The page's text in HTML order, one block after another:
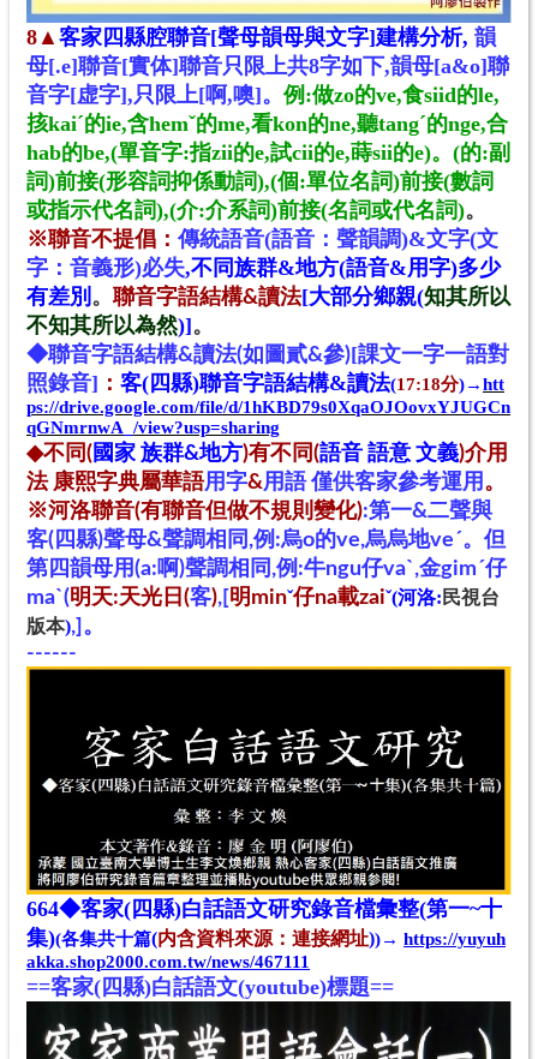
8▲ 客家四縣腔聯音[聲母韻母與文字]建構分析, 韻
母[.e]聯音[實体]聯音只限上共8字如下,韻母[a&o]聯
音字[虚字],只限上[啊,噢]。 例:做zo的ve,食siid的le,
㧡kaiˊ的ie,含hemˇ的me,看kon的ne,聽tangˊ的nge,合
hab的be,(單音字:指zii的e,試cii的e,蒔sii的e)。 (的:副
詞)前接(形容詞抑係動詞),(個:單位名詞)前接(數詞
或指示代名詞),(介:介系詞)前接(名詞或代名詞)。
※聯音不提倡 ：傳統語音(語音：聲韻調)&文字(文
字：音義形)必失,不同族群&地方(語音&用字)多少
有差別 。 聯音字語結構&讀法[大部分鄉親(知其所以
不知其所以為然)]。
◆聯音字語結構&讀法(如圖貳&參)[課文一字一語對
照錄音] ： 客(四縣)聯音字語結構&讀法(17:18分)→htt
ps://drive.google.com/file/d/1hKBD79s0XqaOJOovxYJUGCn
qGNmrnwA_/view?usp=sharing
◆不同( 國家 族群&地方)有不同(語音 語意 文義)介用
法 康熙字典屬華語用字&用語 僅供客家參考運用 。
※河洛聯音(有聯音但做不規則變化):第一&二聲與
客(四縣)聲母&聲調相同,例:烏o的ve,烏烏地veˊ。但
第四韻母用(a:啊)聲調相同,例:牛ngu仔vaˋ,金gimˊ仔
maˋ(明天:天光日(客),[明minˇ仔na載zaiˇ(河洛: 民視台
版本),] 。
------
664◆客家(四縣)白話語文研究錄音檔彙整(第一~十
集)(各集共十篇(内含資料來源：連接網址))→ https://yuyuh
akka.shop2000.com.tw/news/467111
==客家(四縣)白話語文(youtube)標題==